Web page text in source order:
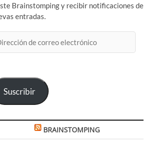
Brainstomping y recibir notificaciones de
entradas.
Suscribir
BRAINSTOMPING